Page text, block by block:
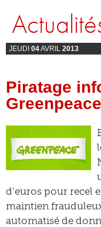
JEUDI 04AVRIL 2013
Piratage
d’euros pour recel
maintien
automatisé de